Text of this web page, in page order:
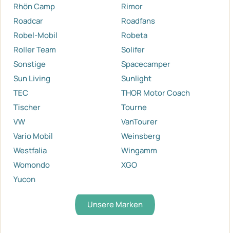
Rhön Camp
Rimor
Roadcar
Roadfans
Robel-Mobil
Robeta
Roller Team
Solifer
Sonstige
Spacecamper
Sun Living
Sunlight
TEC
THOR Motor Coach
Tischer
Tourne
VW
VanTourer
Vario Mobil
Weinsberg
Westfalia
Wingamm
Womondo
XGO
Yucon
Unsere Marken